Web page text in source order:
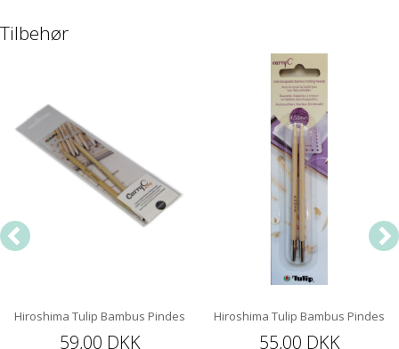
Tilbehør
Hiroshima Tulip Bambus Pindespids 12 cm
59,00 DKK
Hiroshima Tulip Bambus
55,00 DKK